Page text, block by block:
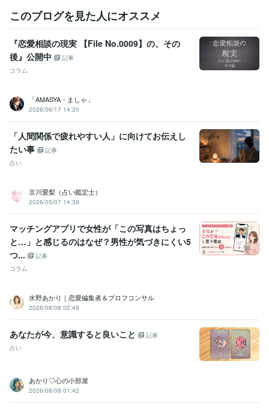
マーケティング / リサーチ・データ分析 経験年数 : 10年
営業 / 法人営業 経験年数 : 10年
受賞歴
「あの店がいつもにぎわっているのはなぜか？」
このブログを見た人にオススメ
『恋愛相談の現実 【File No.0009】の、その
後』公開中
記事
コラム
「AMASYA・ましゃ」
2026/06/17 14:20
「人間関係で疲れやすい人」に向けてお伝えし
たい事
記事
占い
京川愛梨（占い鑑定士）
2026/05/07 14:39
マッチングアプリで女性が「この写真はちょっ
と…」と感じるのはなぜ？男性が気づきにくい5
つ...
記事
コラム
水野あかり｜恋愛編集者＆プロフコンサル
2026/08/08 02:49
あなたが今、意識すると良いこと
記事
占い
あかり♡心の小部屋
2026/08/08 01:42